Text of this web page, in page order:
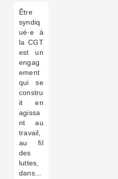
Être
syndiq
ué·e à
la CGT
est un
engag
ement
qui se
constru
it en
agissa
nt au
travail,
au fil
des
luttes,
dans...